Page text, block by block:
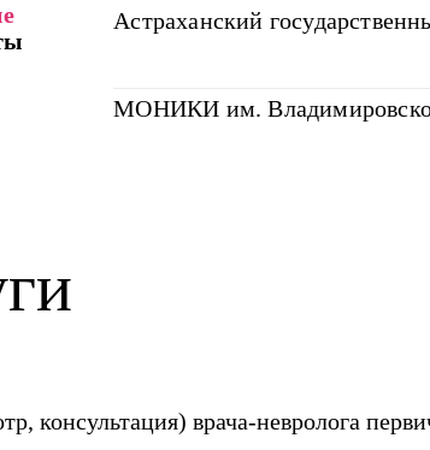
Астраханский
МОНИКИ им.
консультация) врача-невролога